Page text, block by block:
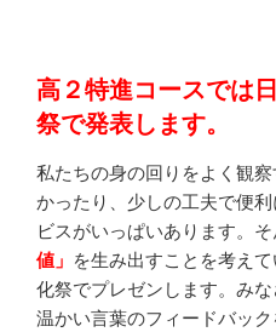
高２特進コースでは
祭で発表します。
私たちの身の回りをよく観
かったり、少しの工夫で便
ビスがいっぱいあります。
値」 を生み出すことを考え
化祭でプレゼンします。み
温かい言葉のフィードバッ